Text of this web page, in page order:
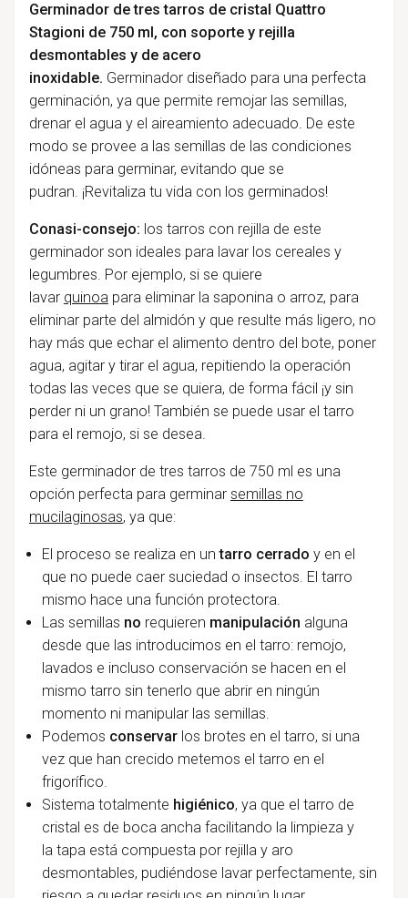
Germinador de tres tarros de cristal Quattro
Stagioni de 750 ml, con soporte y rejilla
desmontables y de acero
inoxidable. Germinador diseñado para una perfecta
germinación, ya que permite remojar las semillas,
drenar el agua y el aireamiento adecuado. De este
modo se provee a las semillas de las condiciones
idóneas para germinar, evitando que se
pudran. ¡Revitaliza tu vida con los germinados!
Conasi-consejo: los tarros con rejilla de este
germinador son ideales para lavar los cereales y
legumbres. Por ejemplo, si se quiere
lavar quinoa para eliminar la saponina o arroz, para
eliminar parte del almidón y que resulte más ligero, no
hay más que echar el alimento dentro del bote, poner
agua, agitar y tirar el agua, repitiendo la operación
todas las veces que se quiera, de forma fácil ¡y sin
perder ni un grano! También se puede usar el tarro
para el remojo, si se desea.
Este germinador de tres tarros de 750 ml es una
opción perfecta para germinar semillas no
mucilaginosas, ya que:
El proceso se realiza en un tarro cerrado y en el
que no puede caer suciedad o insectos. El tarro
mismo hace una función protectora.
Las semillas no requieren manipulación alguna
desde que las introducimos en el tarro: remojo,
lavados e incluso conservación se hacen en el
mismo tarro sin tenerlo que abrir en ningún
momento ni manipular las semillas.
Podemos conservar los brotes en el tarro, si una
vez que han crecido metemos el tarro en el
frigorífico.
Sistema totalmente higiénico, ya que el tarro de
cristal es de boca ancha facilitando la limpieza y
la tapa está compuesta por rejilla y aro
desmontables, pudiéndose lavar perfectamente, sin